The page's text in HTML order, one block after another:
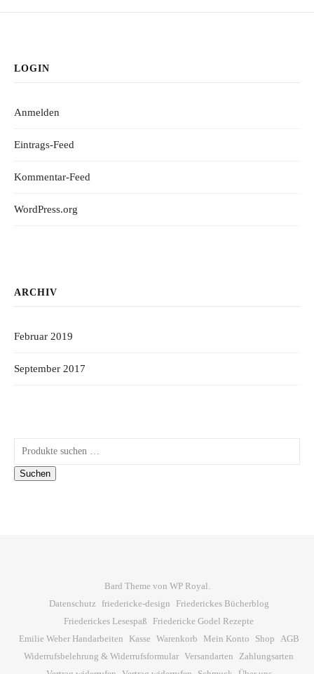
LOGIN
Anmelden
Eintrags-Feed
Kommentar-Feed
WordPress.org
ARCHIV
Februar 2019
September 2017
Suchen nach:
Suchen
Bard Theme von WP Royal.
Datenschutz
friedericke-design
Friederickes Bücherblog
Friederickes Lesespaß
Friedericke Godel Rezepte
Emilie Weber Handarbeiten
Kasse Warenkorb Mein Konto Shop AGB
Widerrufsbelehrung & Widerrufsformular Versandarten Zahlungsarten